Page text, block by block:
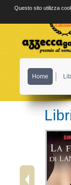
Home
Questo sito utilizza